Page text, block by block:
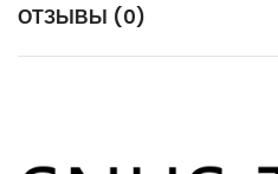
ОТЗЫВЫ (0)